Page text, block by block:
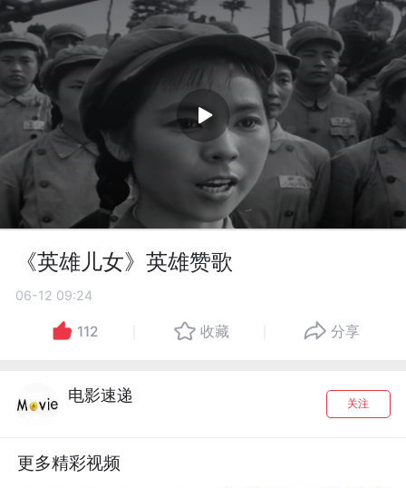
《英雄儿女》英雄赞歌
06-12 09:24
112 收藏 分享
电影速递 关注
更多精彩视频